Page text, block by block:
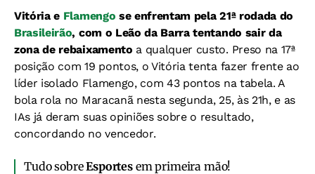
Vitória e Flamengo se enfrentam pela 21ª rodada do
Brasileirão, com o Leão da Barra tentando sair da
zona de rebaixamento a qualquer custo. Preso na 17ª
posição com 19 pontos, o Vitória tenta fazer frente ao
líder isolado Flamengo, com 43 pontos na tabela.A
bola rola no Maracanã nesta segunda, 25, às 21h, e as
IAs já deram suas opiniões sobre o resultado,
concordando no vencedor.
Tudo sobreEsportesem primeira mão!